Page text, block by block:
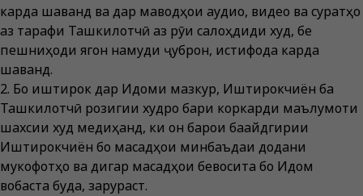
карда шаванд ва дар маводҳои аудио, видео ва суратҳо
аз тарафи Ташкилотчӣ аз рӯи салоҳдиди худ, бе
пешниҳоди ягон намуди ҷуброн, истифода карда
шаванд.
2. Бо иштирок дар Иқдоми мазкур, Иштирокчиён ба
Ташкилотчӣ розигии худро бари коркарди маълумоти
шахсии худ медиҳанд, ки он барои бақайдгирии
Иштирокчиён бо мақсадҳои минбаъдаи додани
мукофотҳо ва дигар мақсадҳои бевосита бо Иқдом
вобаста буда, зарураст.